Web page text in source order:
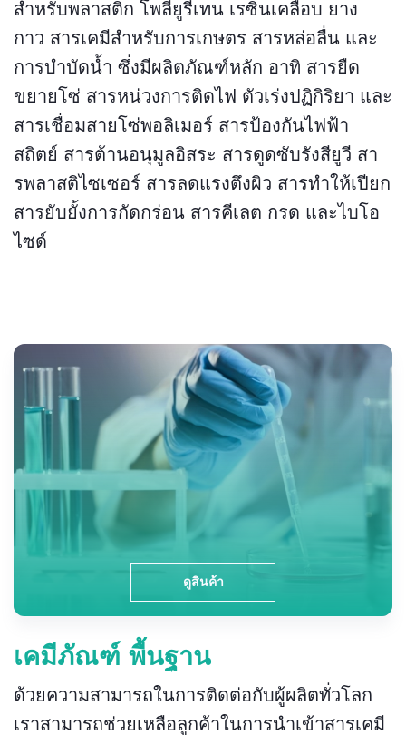
สำหรับพลาสติก โพลียูรีเทน เรซินเคลือบ ยาง
กาว สารเคมีสำหรับการเกษตร สารหล่อลื่น และ
การบำบัดน้ำ ซึ่งมีผลิตภัณฑ์หลัก อาทิ สารยืด
ขยายโซ่ สารหน่วงการติดไฟ ตัวเร่งปฏิกิริยา และ
สารเชื่อมสายโซ่พอลิเมอร์ สารป้องกันไฟฟ้า
สถิตย์ สารต้านอนุมูลอิสระ สารดูดซับรังสียูวี สา
รพลาสติไซเซอร์ สารลดแรงตึงผิว สารทำให้เปียก
สารยับยั้งการกัดกร่อน สารคีเลต กรด และไบโอ
ไซด์
ดูสินค้า
เคมีภัณฑ์ พื้นฐาน
ด้วยความสามารถในการติดต่อกับผู้ผลิตทั่วโลก
เราสามารถช่วยเหลือลูกค้าในการนำเข้าสารเคมี